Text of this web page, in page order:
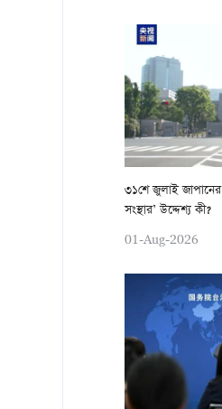
৩১শে জুলাই জাপানের
সংস্থার’ উদ্দেশ্য কী?
01-Aug-2026